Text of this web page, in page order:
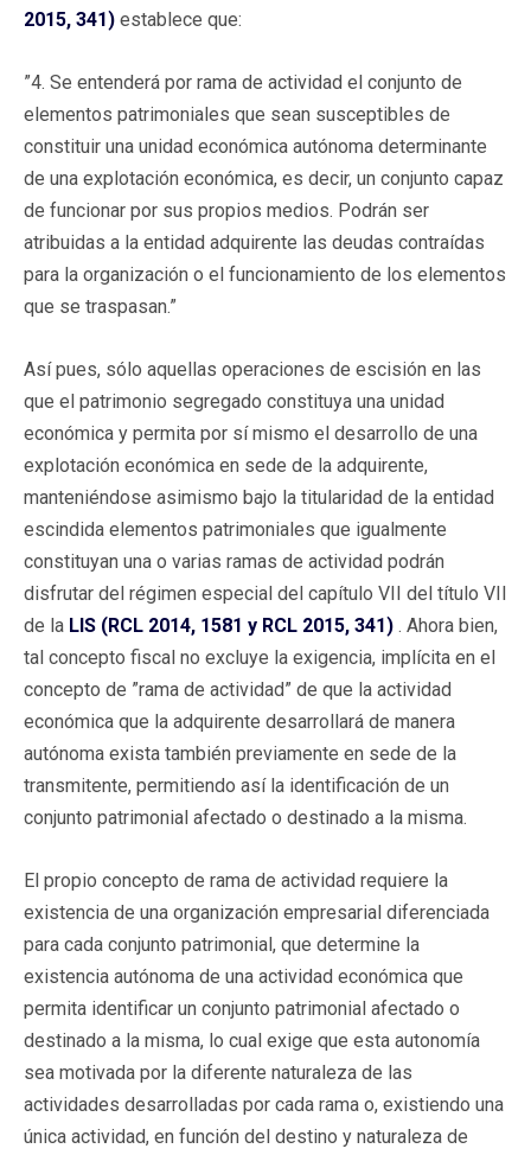
2015, 341) establece que:
”4. Se entenderá por rama de actividad el conjunto de
elementos patrimoniales que sean susceptibles de
constituir una unidad económica autónoma determinante
de una explotación económica, es decir, un conjunto capaz
de funcionar por sus propios medios. Podrán ser
atribuidas a la entidad adquirente las deudas contraídas
para la organización o el funcionamiento de los elementos
que se traspasan.”
Así pues, sólo aquellas operaciones de escisión en las
que el patrimonio segregado constituya una unidad
económica y permita por sí mismo el desarrollo de una
explotación económica en sede de la adquirente,
manteniéndose asimismo bajo la titularidad de la entidad
escindida elementos patrimoniales que igualmente
constituyan una o varias ramas de actividad podrán
disfrutar del régimen especial del capítulo VII del título VII
de la LIS (RCL 2014, 1581 y RCL 2015, 341) . Ahora bien,
tal concepto fiscal no excluye la exigencia, implícita en el
concepto de ”rama de actividad” de que la actividad
económica que la adquirente desarrollará de manera
autónoma exista también previamente en sede de la
transmitente, permitiendo así la identificación de un
conjunto patrimonial afectado o destinado a la misma.
El propio concepto de rama de actividad requiere la
existencia de una organización empresarial diferenciada
para cada conjunto patrimonial, que determine la
existencia autónoma de una actividad económica que
permita identificar un conjunto patrimonial afectado o
destinado a la misma, lo cual exige que esta autonomía
sea motivada por la diferente naturaleza de las
actividades desarrolladas por cada rama o, existiendo una
única actividad, en función del destino y naturaleza de